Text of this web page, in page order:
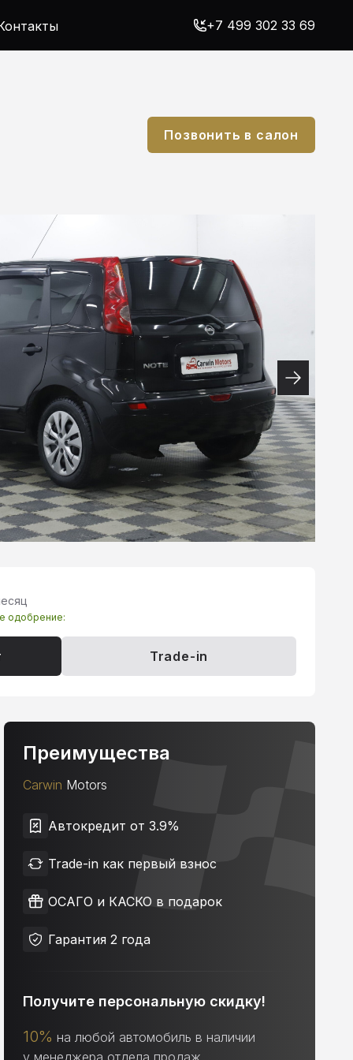
+7 499 302 33 69
Позвонить в салон
одобрение:
Trade-in
Преимущества
Carwin Motors
Автокредит от 3.9%
Trade-in как первый взнос
ОСАГО и КАСКО в подарок
Гарантия 2 года
Получите персональную скидку!
10% на любой автомобиль в наличии
у менеджера отдела продаж